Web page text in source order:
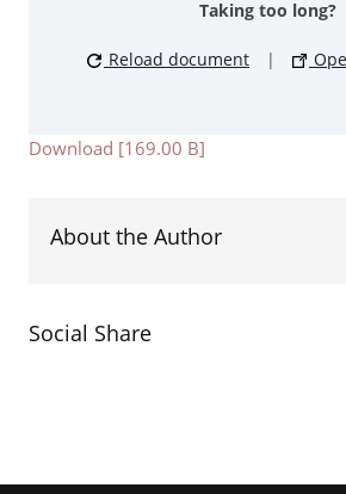
Taking too long?
Reload document |
Download [169.00 B]
About the Author
Social Share